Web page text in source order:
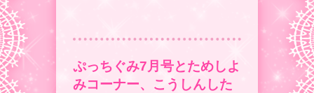
ぷっちぐみ7月号とためしよ
みコーナー、こうしんした